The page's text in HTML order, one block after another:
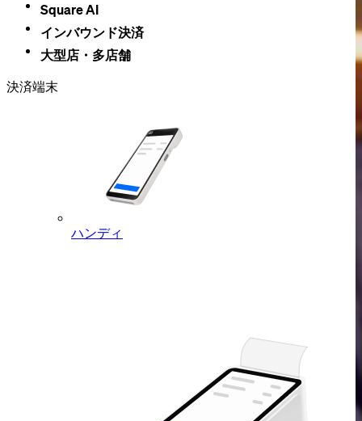
Square AI
インバウンド決済
大型店・​多店舗
決済端末
ハンディ